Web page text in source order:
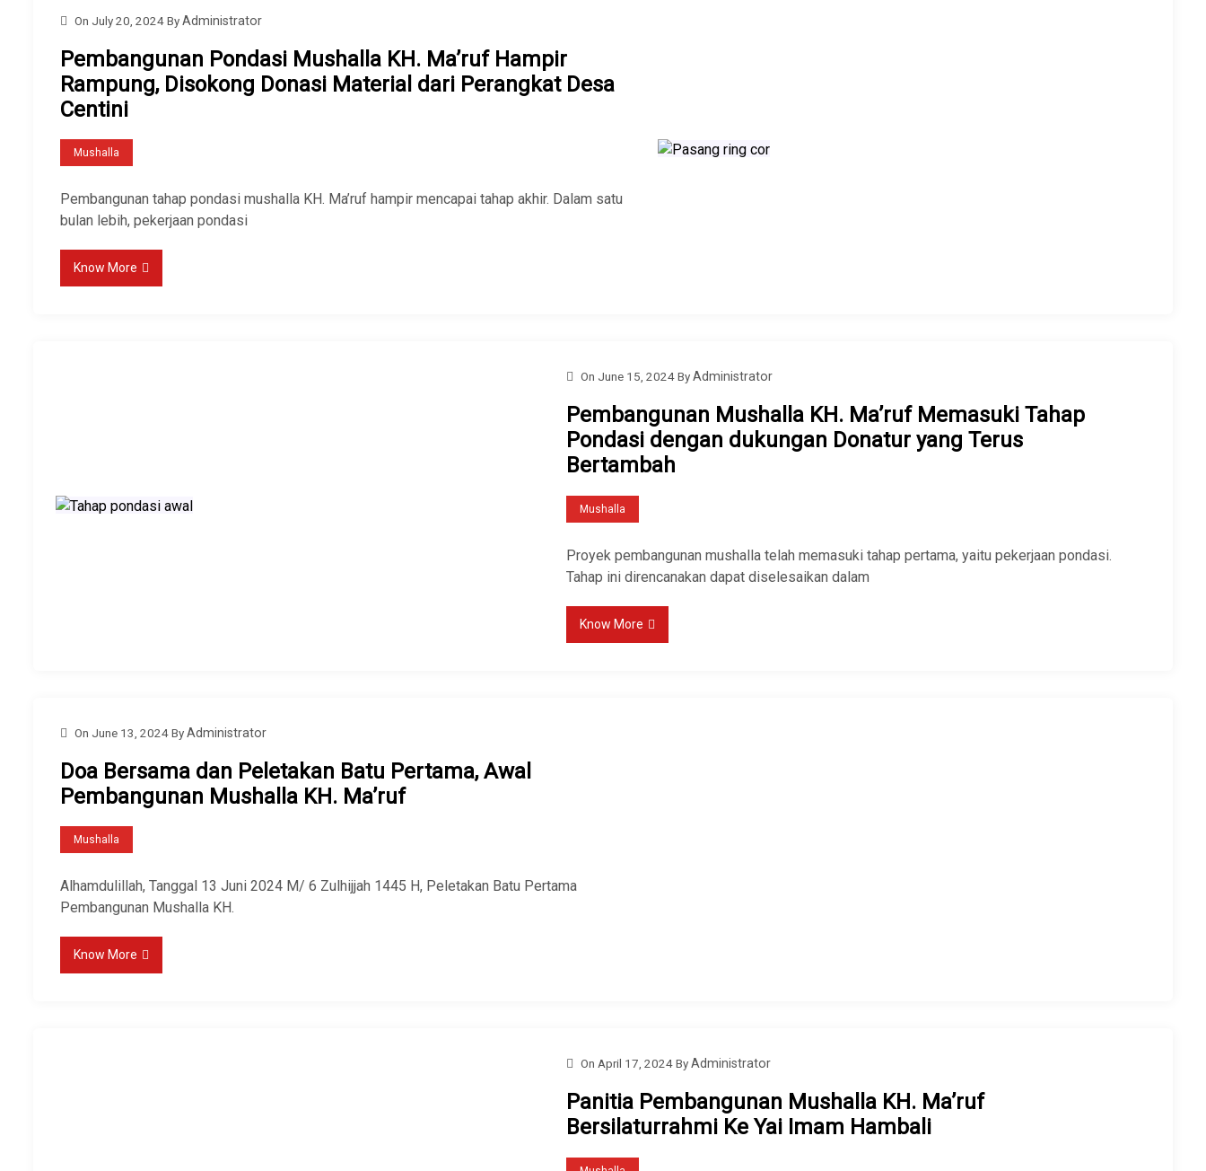
On July 20, 2024 ByAdministrator
Pembangunan Pondasi Mushalla KH. Ma’ruf Hampir
Rampung, Disokong Donasi Material dari Perangkat Desa
Centini
Mushalla
Pembangunan tahap pondasi mushalla KH. Ma’ruf hampir mencapai tahap akhir. Dalam satu
bulan lebih, pekerjaan pondasi
Know More
On June 15, 2024 ByAdministrator
Pembangunan Mushalla KH. Ma’ruf Memasuki Tahap
Pondasi dengan dukungan Donatur yang Terus
Bertambah
Mushalla
Proyek pembangunan mushalla telah memasuki tahap pertama, yaitu pekerjaan pondasi.
Tahap ini direncanakan dapat diselesaikan dalam
Know More
On June 13, 2024 ByAdministrator
Doa Bersama dan Peletakan Batu Pertama, Awal
Pembangunan Mushalla KH. Ma’ruf
Mushalla
Alhamdulillah, Tanggal 13 Juni 2024 M/ 6 Zulhijjah 1445 H, Peletakan Batu Pertama
Pembangunan Mushalla KH.
Know More
On April 17, 2024 ByAdministrator
Panitia Pembangunan Mushalla KH. Ma’ruf
Bersilaturrahmi Ke Yai Imam Hambali